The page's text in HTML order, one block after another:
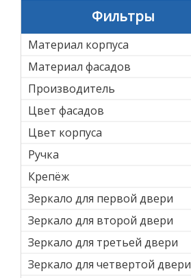
Фильтры
Материал корпуса
Материал фасадов
Производитель
Цвет фасадов
Цвет корпуса
Ручка
Крепёж
Зеркало для первой двери
Зеркало для второй двери
Зеркало для третьей двери
Зеркало для четвертой двери